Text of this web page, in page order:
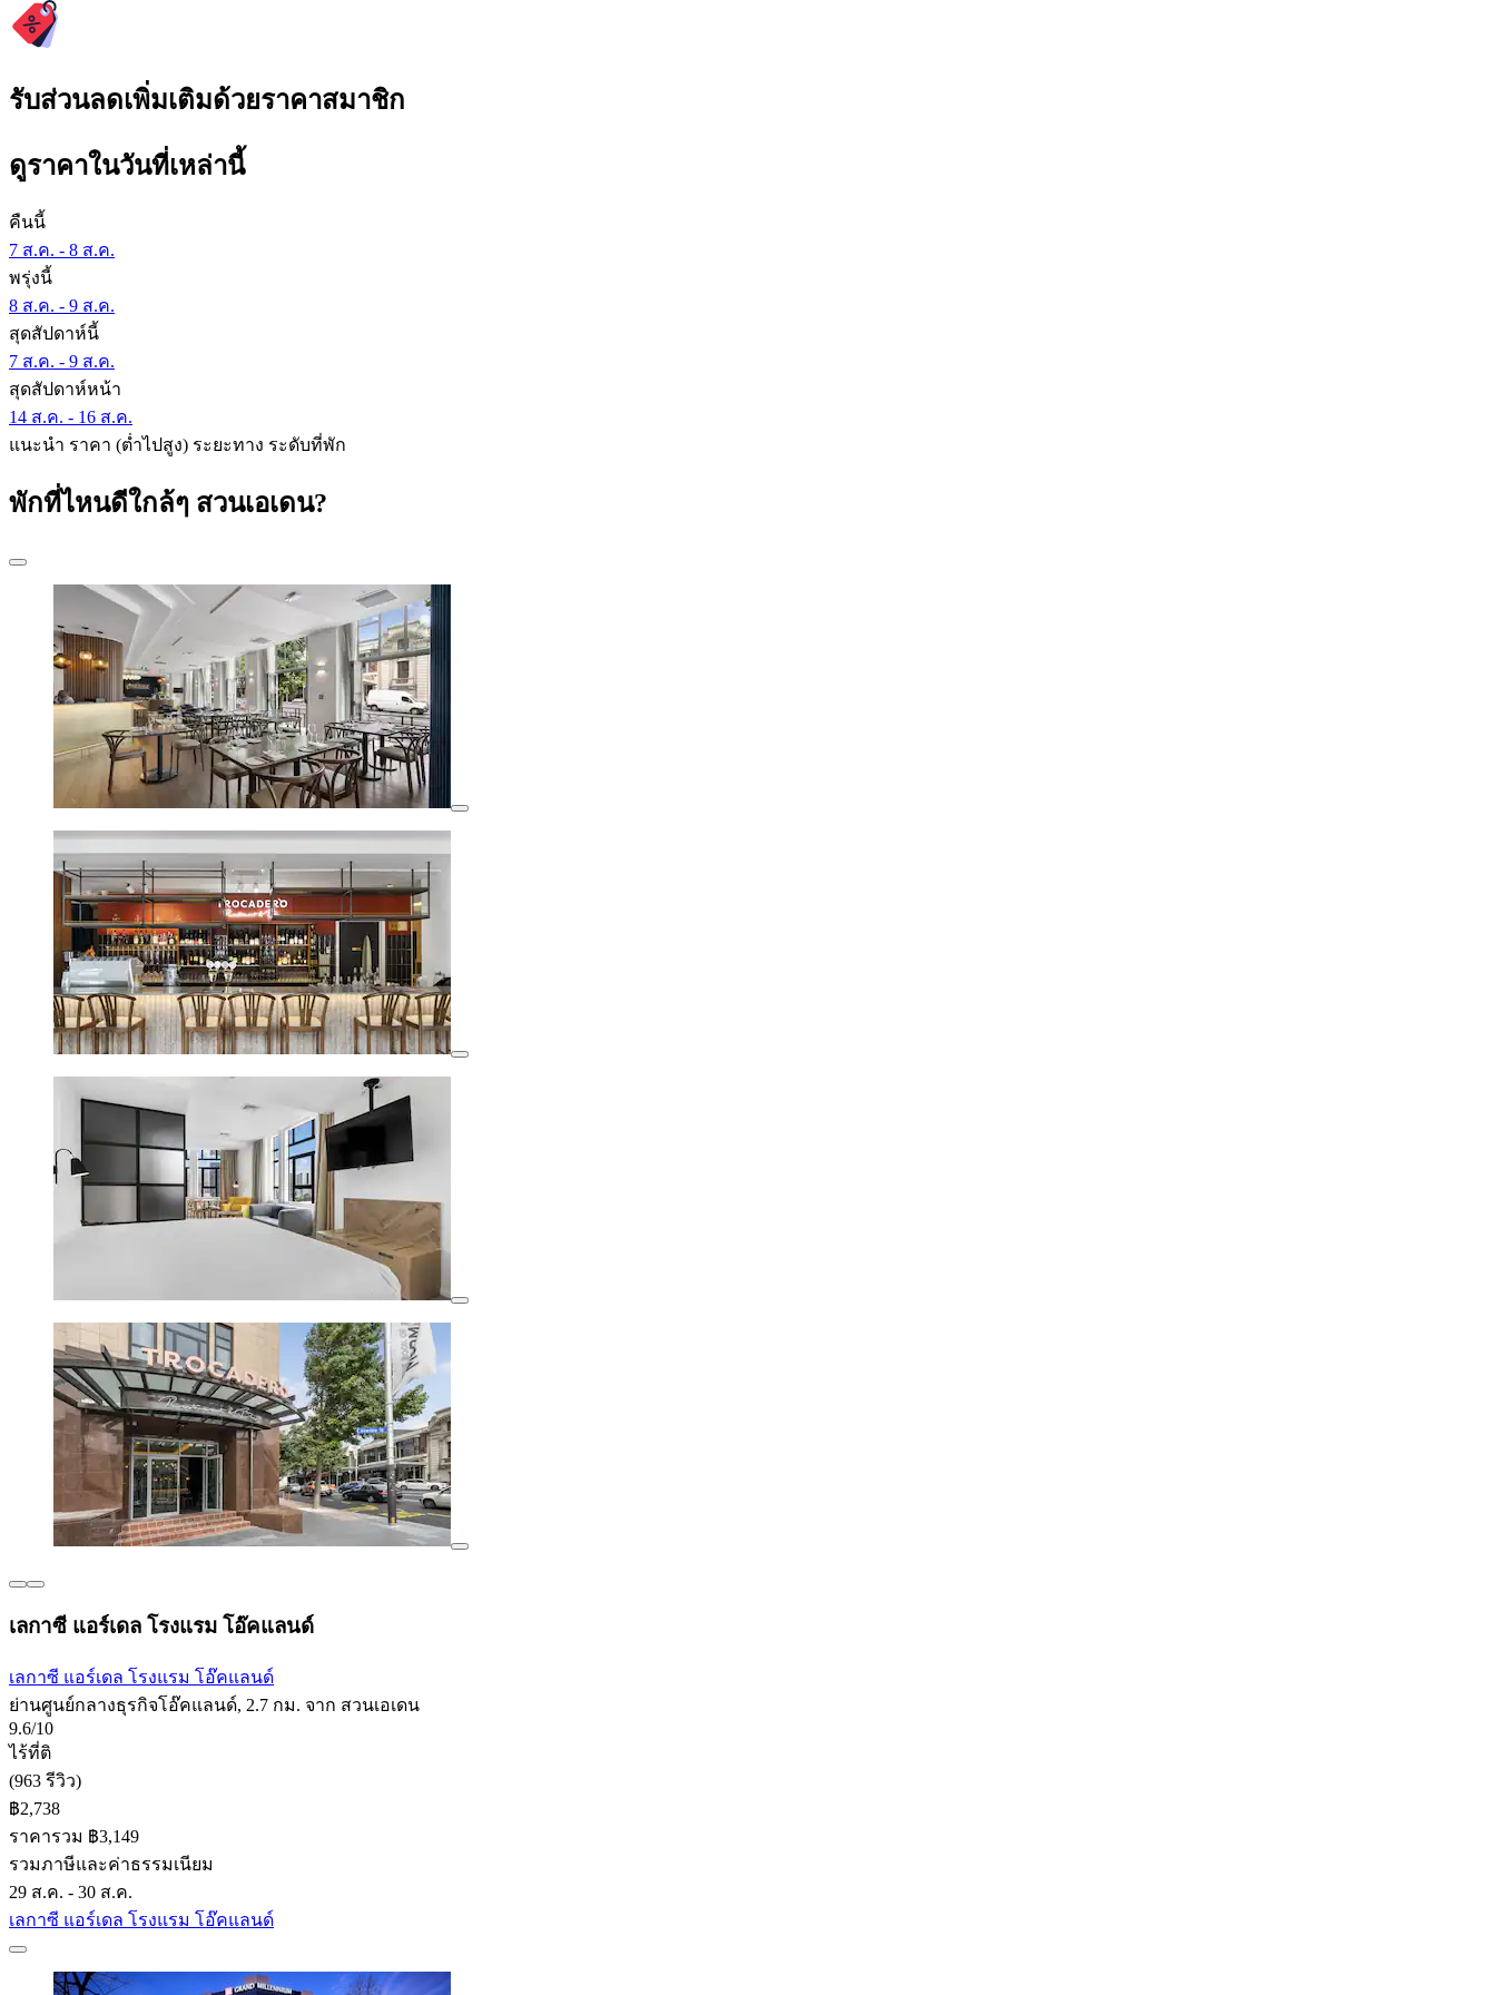
รับส่วนลดเพิ่มเติมด้วยราคาสมาชิก
ดูราคาในวันที่เหล่านี้
คืนนี้
7 ส.ค. - 8 ส.ค.
พรุ่งนี้
8 ส.ค. - 9 ส.ค.
สุดสัปดาห์นี้
7 ส.ค. - 9 ส.ค.
สุดสัปดาห์หน้า
14 ส.ค. - 16 ส.ค.
แนะนำ ราคา (ต่ำไปสูง) ระยะทาง ระดับที่พัก
พักที่ไหนดีใกล้ๆ สวนเอเดน?
เลกาซี แอร์เดล โรงแรม โอ๊คแลนด์
เลกาซี แอร์เดล โรงแรม โอ๊คแลนด์
ย่านศูนย์กลางธุรกิจโอ๊คแลนด์, 2.7 กม. จาก สวนเอเดน
9.6/10
ไร้ที่ติ
(963 รีวิว)
฿2,738
ราคารวม ฿3,149
รวมภาษีและค่าธรรมเนียม
29 ส.ค. - 30 ส.ค.
เลกาซี แอร์เดล โรงแรม โอ๊คแลนด์